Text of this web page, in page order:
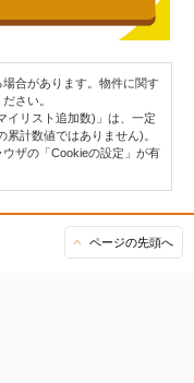
合があります。物件に関す
さい。
イリスト追加数)」は、一定
計数値ではありません)。
ザの「Cookieの設定」が有
ページの先頭へ